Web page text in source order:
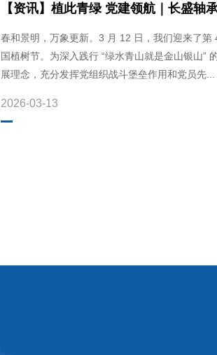
【资讯】植此青绿 党建领航｜长盛轴
春和景明，万象更新。3 月 12 日，我们迎来了第
国植树节。为深入践行 “绿水青山就是金山银山”
展理念，充分发挥党组织战斗堡垒作用和党员先...
2026-03-13